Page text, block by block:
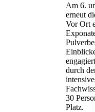
Am 6.
erneut
Vor Ort
durch
30
Platz.